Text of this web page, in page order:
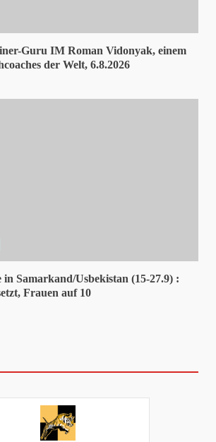
Guru IM Roman Vidonyak, einem
der Welt, 6.8.2026
in Samarkand/Usbekistan (15-27.9) :
Frauen auf 10